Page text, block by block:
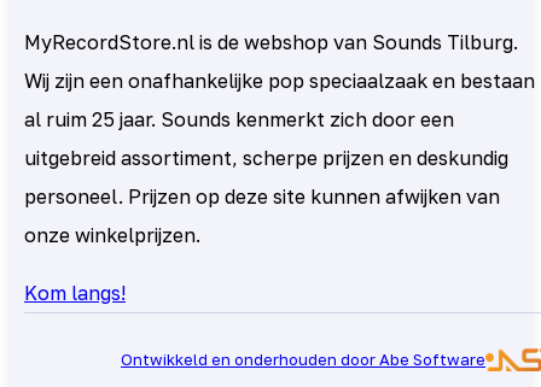
MyRecordStore.nl is de webshop van Sounds Tilburg.
Wij zijn een onafhankelijke pop speciaalzaak en bestaan
al ruim 25 jaar. Sounds kenmerkt zich door een
uitgebreid assortiment, scherpe prijzen en deskundig
personeel. Prijzen op deze site kunnen afwijken van
onze winkelprijzen.
Kom langs!
Ontwikkeld en onderhouden door Abe Software